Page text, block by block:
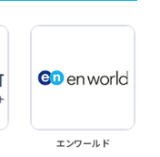
エンワールド